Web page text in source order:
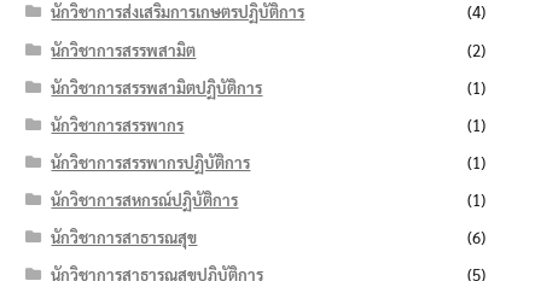
นักวิชาการส่งเสริมการเกษตรปฏิบัติการ
(4)
นักวิชาการสรรพสามิต
(2)
นักวิชาการสรรพสามิตปฏิบัติการ
(1)
นักวิชาการสรรพากร
(1)
นักวิชาการสรรพากรปฏิบัติการ
(1)
นักวิชาการสหกรณ์ปฏิบัติการ
(1)
นักวิชาการสาธารณสุข
(6)
นักวิชาการสาธารณสุขปฏิบัติการ
(5)